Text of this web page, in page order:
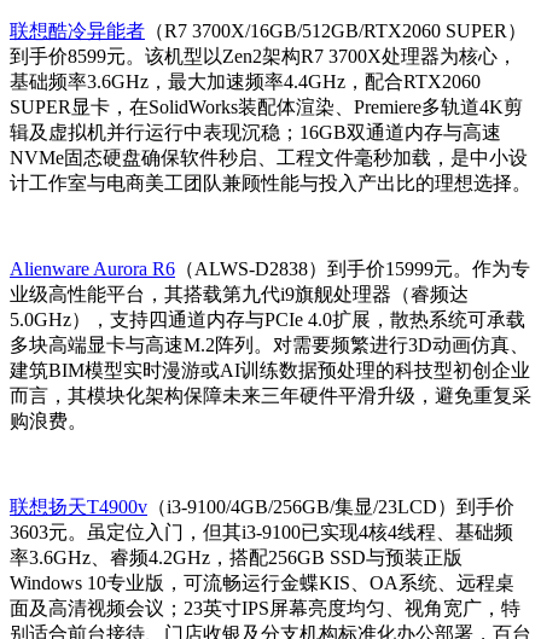
联想酷冷异能者 （R7 3700X/16GB/512GB/RTX2060 SUPER）
到手价8599元。该机型以Zen2架构R7 3700X处理器为核心，
基础频率3.6GHz，最大加速频率4.4GHz，配合RTX2060
SUPER显卡，在SolidWorks装配体渲染、Premiere多轨道4K剪
辑及虚拟机并行运行中表现沉稳；16GB双通道内存与高速
NVMe固态硬盘确保软件秒启、工程文件毫秒加载，是中小设
计工作室与电商美工团队兼顾性能与投入产出比的理想选择。
Alienware Aurora R6 （ALWS-D2838）到手价15999元。作为专
业级高性能平台，其搭载第九代i9旗舰处理器（睿频达
5.0GHz），支持四通道内存与PCIe 4.0扩展，散热系统可承载
多块高端显卡与高速M.2阵列。对需要频繁进行3D动画仿真、
建筑BIM模型实时漫游或AI训练数据预处理的科技型初创企业
而言，其模块化架构保障未来三年硬件平滑升级，避免重复采
购浪费。
联想扬天T4900v （i3-9100/4GB/256GB/集显/23LCD）到手价
3603元。虽定位入门，但其i3-9100已实现4核4线程、基础频
率3.6GHz、睿频4.2GHz，搭配256GB SSD与预装正版
Windows 10专业版，可流畅运行金蝶KIS、OA系统、远程桌
面及高清视频会议；23英寸IPS屏幕亮度均匀、视角宽广，特
别适合前台接待、门店收银及分支机构标准化办公部署，百台